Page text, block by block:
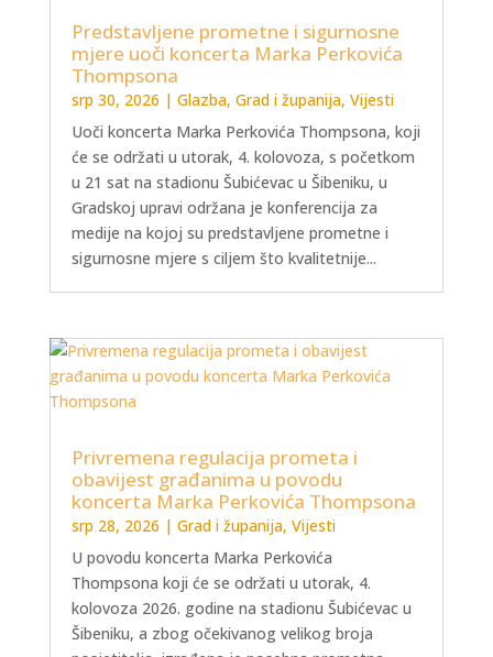
Predstavljene prometne i sigurnosne
mjere uoči koncerta Marka Perkovića
Thompsona
srp 30, 2026 | Glazba, Grad i županija, Vijesti
Uoči koncerta Marka Perkovića Thompsona, koji
će se održati u utorak, 4. kolovoza, s početkom
u 21 sat na stadionu Šubićevac u Šibeniku, u
Gradskoj upravi održana je konferencija za
medije na kojoj su predstavljene prometne i
sigurnosne mjere s ciljem što kvalitetnije...
Privremena regulacija prometa i
obavijest građanima u povodu
koncerta Marka Perkovića Thompsona
srp 28, 2026 | Grad i županija, Vijesti
U povodu koncerta Marka Perkovića
Thompsona koji će se održati u utorak, 4.
kolovoza 2026. godine na stadionu Šubićevac u
Šibeniku, a zbog očekivanog velikog broja